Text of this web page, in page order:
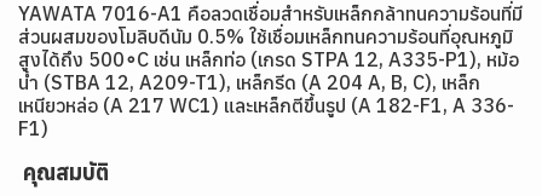
YAWATA 7016-A1 คือลวดเชื่อมสำหรับเหล็กกล้าทนความร้อนที่มี
ส่วนผสมของโมลิบดีนัม 0.5% ใช้เชื่อมเหล็กทนความร้อนที่อุณหภูมิ
สูงได้ถึง 500∘C เช่น เหล็กท่อ (เกรด STPA 12, A335-P1), หม้อ
น้ำ (STBA 12, A209-T1), เหล็กรีด (A 204 A, B, C), เหล็ก
เหนียวหล่อ (A 217 WC1) และเหล็กตีขึ้นรูป (A 182-F1, A 336-
F1)
คุณสมบัติ